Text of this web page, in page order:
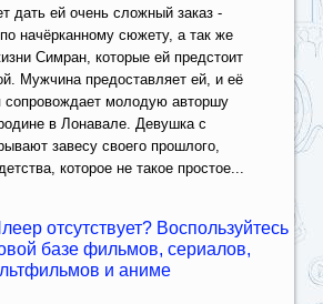
дать ей очень сложный заказ -
начёрканному сюжету, а так же
Симран, которые ей предстоит
Мужчина предоставляет ей, и её
сопровождает молодую авторшу
в Лонавале. Девушка с
завесу своего прошлого,
которое не такое простое...
отсутствует? Воспользуйтесь
базе фильмов, сериалов,
и аниме